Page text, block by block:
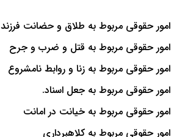
امور حقوقی مربوط به طلاق و حضانت فرزند
امور حقوقی مربوط به قتل و ضرب و جرح
امور حقوقی مربوط به زنا و روابط نامشروع
امور حقوقی مربوط به جعل اسناد.
امور حقوقی مربوط به خیانت در امانت
امور حقوقی مربوط به کلاهبرداری